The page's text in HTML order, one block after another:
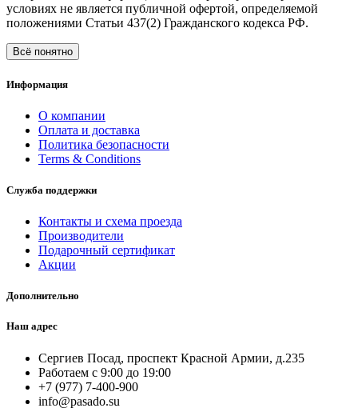
условиях не является публичной офертой, определяемой
положениями Статьи 437(2) Гражданского кодекса РФ.
Всё понятно
Информация
О компании
Оплата и доставка
Политика безопасности
Terms & Conditions
Служба поддержки
Контакты и схема проезда
Производители
Подарочный сертификат
Акции
Дополнительно
Наш адрес
Сергиев Посад, проспект Красной Армии, д.235
Работаем с 9:00 до 19:00
+7 (977) 7-400-900
info@pasado.su